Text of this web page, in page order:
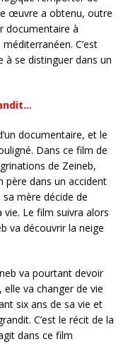
œuvre a obtenu, outre
documentaire à
C’est
à se distinguer dans un
documentaire, et le
Dans ce film de
de Zeineb,
père dans un accident
mère décide de
vie. Le film suivra alors
va découvrir la neige
va pourtant devoir
va changer de vie
six ans de sa vie et
C’est le récit de la
dans ce film